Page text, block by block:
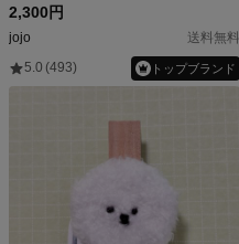
2,300円
jojo
送料無料
5.0 (493) トップブランド